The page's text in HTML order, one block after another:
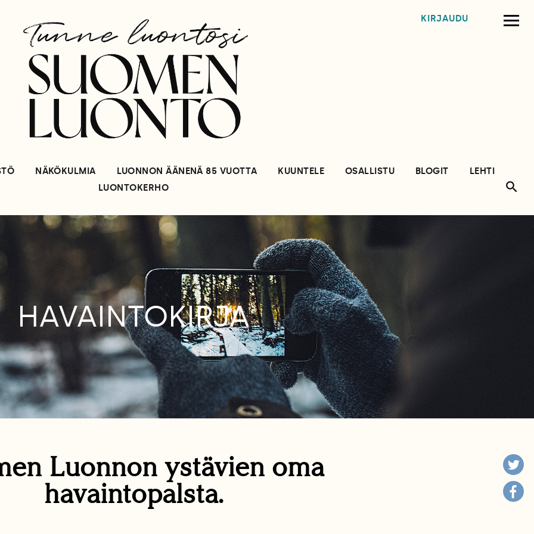
KIRJAUDU
NÄKÖKULMIA LUONNON ÄÄNENÄ 85 VUOTTA KUUNTELE OSALLISTU BLOGIT
LEHTI
LUONTOKERHO
HAVAINTOKIRJA
Luonnon ystävien oma
havaintopalsta.